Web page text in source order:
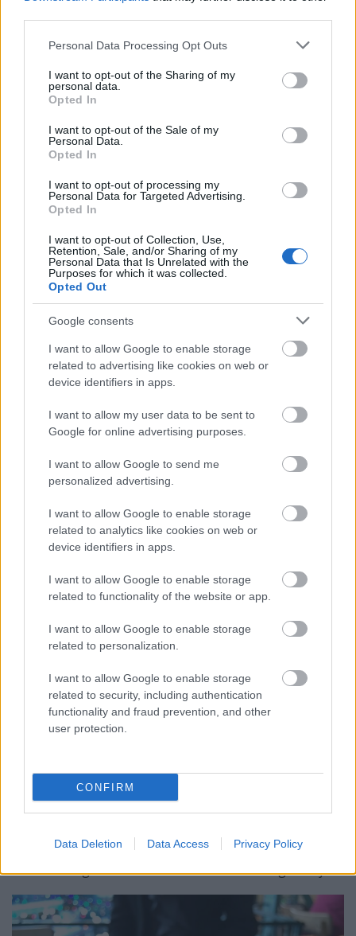
Please note that this website/app uses one or more Google
not limited to your visit or usage behaviour. You may click to
grant or deny consent to Google and its third-party tags to
use your data for below specified purposes in below Google
consent section.
Personal Data Processing Opt Outs
I want to opt-out of the Sharing of my
personal data.
Opted In
I want to opt-out of the Sale of my
Personal Data.
Opted In
I want to opt-out of processing my
Personal Data for Targeted Advertising.
Opted In
I want to opt-out of Collection, Use,
Retention, Sale, and/or Sharing of my
Personal Data that Is Unrelated with the
Purposes for which it was collected.
Opted Out
Google consents
I want to allow Google to enable storage
related to advertising like cookies on web or
device identifiers in apps.
I want to allow my user data to be sent to
Google for online advertising purposes.
I want to allow Google to send me
personalized advertising.
I want to allow Google to enable storage
related to analytics like cookies on web or
device identifiers in apps.
I want to allow Google to enable storage
related to functionality of the website or app.
I want to allow Google to enable storage
related to personalization.
I want to allow Google to enable storage
related to security, including authentication
functionality and fraud prevention, and other
user protection.
CONFIRM
Data Deletion Data Access Privacy Policy
kincsesbánya szervezetünk számára:
kifejezetten magas az omega3 és 6, valamint
antioxidáns tartalma is. Nagy
mennyiségben található benne kalcium
foszfor, kálium, nátrium, cink, réz, mangán.
A chia mag gluténmentes, kalóriát alig
tartalmaz, diétázóknak tehát ideális.
De mi is volt még benne ezeken felül? Helyet kapott
jobb, valamint egy házi keverésű szósz, amely a
keresztségben az "amerikai" becenevet kapta, illetve
a további vitaminbevitel jegyében egy kis saláta is.
Köretnek csónak-hasábburgonyát ehetünk, valamint
ezt tetszőlegesen választott szószba mártogathatjuk.